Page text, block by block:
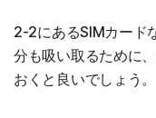
2-2にあるSIMカード
分も吸い取るために
おくと良いでしょう。